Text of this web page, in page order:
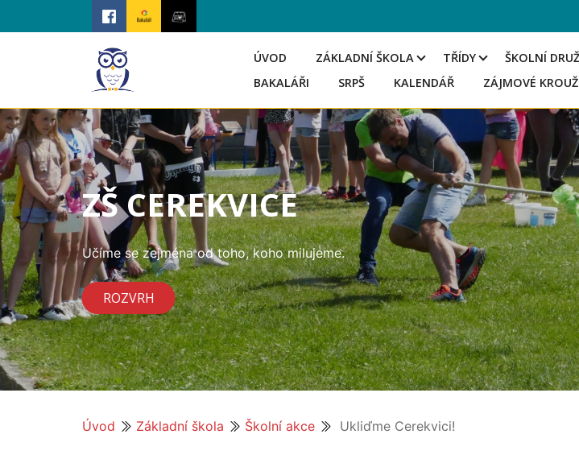
ÚVOD ZÁKLADNÍ ŠKOLA TŘÍDY ŠKOLNÍ
BAKALÁŘI
SRPŠ KALENDÁŘ ZÁJMOVÉ
ZŠ CEREKVICE
Učíme se zejména od toho, koho milujeme.
ROZVRH
Úvod Základní škola Školní akce Ukliďme Cerekvici!